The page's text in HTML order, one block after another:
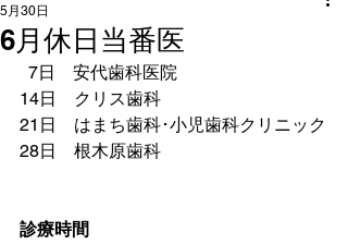
6月休日当番医
5月30日
  7日　安代歯科医院
14日　クリス歯科
21日　はまち歯科･小児歯科クリニック
28日　根木原歯科
診療時間